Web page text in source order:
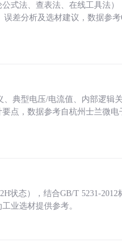
式法、查表法、在线工具法）
差分析及选材建议，数据参
典型电压/电流值、内部逻辑
点，数据参考自杭州士兰微电
状态），结合GB/T 5231-
业选材提供参考。